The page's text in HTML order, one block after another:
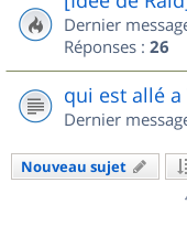
Dernier
Réponses : 26
qui est allé
Dernier
Nouveau sujet